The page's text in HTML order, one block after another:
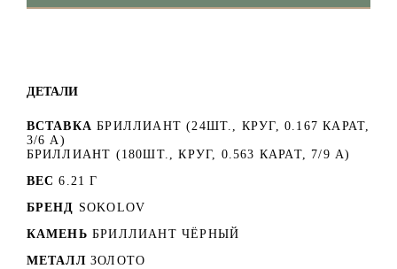
ДЕТАЛИ
ВСТАВКА БРИЛЛИАНТ (24ШТ., КРУГ, 0.167 КАРАТ,
3/6 А)
БРИЛЛИАНТ (180ШТ., КРУГ, 0.563 КАРАТ, 7/9 А)
ВЕС 6.21 Г
БРЕНД SOKOLOV
КАМЕНЬ БРИЛЛИАНТ ЧЁРНЫЙ
МЕТАЛЛ ЗОЛОТО